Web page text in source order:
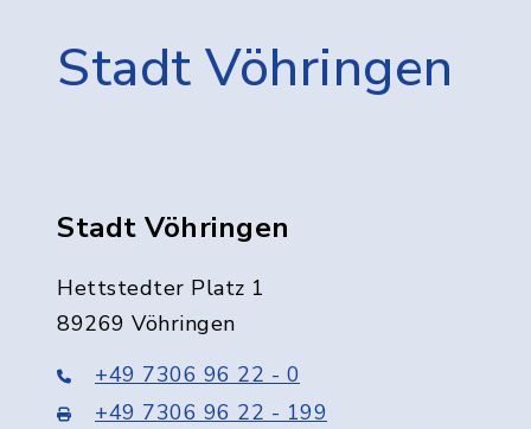
Stadt Vöhringen
Stadt Vöhringen
Hettstedter Platz 1
89269 Vöhringen
+49 7306 96 22 - 0
+49 7306 96 22 - 199